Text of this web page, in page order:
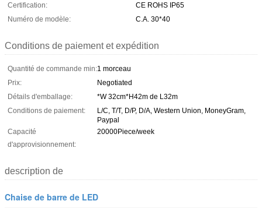
Certification:
CE ROHS IP65
Numéro de modèle:
C.A. 30*40
Conditions de paiement et expédition
Quantité de commande min:1 morceau
Prix:
Negotiated
Détails d'emballage:
*W 32cm*H42m de L32m
Conditions de paiement:
L/C, T/T, D/P, D/A, Western Union, MoneyGram,
Paypal
Capacité
d'approvisionnement:
20000Piece/week
description de
Chaise de barre de LED